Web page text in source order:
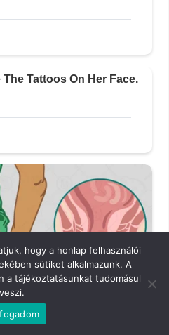
hogy a honlap felhasználói
sütiket alkalmazunk. A
a tájékoztatásunkat tudomásul
veszi.